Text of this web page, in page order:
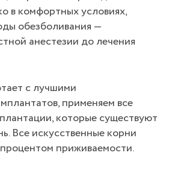
в комфортных условиях,
обезболивания —
анестезии до лечения
с лучшими
применяем все
которые существуют
Все искусственные корни
приживаемости.